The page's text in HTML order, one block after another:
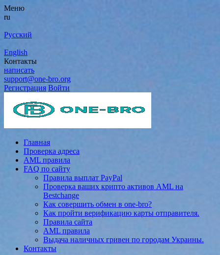
Меню
ru
Русский
English
Контакты
написать
support@one-bro.org
Регистрация Войти
Главная
Проверка адреса
AML правила
FAQ по сайту
Правила выплат PayPal
Проверка ваших крипто активов AML на
Bestchange
Как совершить обмен в one-bro?
Как пройти верификацию карты отправителя.
Правила сайта
AML правила
Выдача наличных гривен по городам Украины.
Контакты